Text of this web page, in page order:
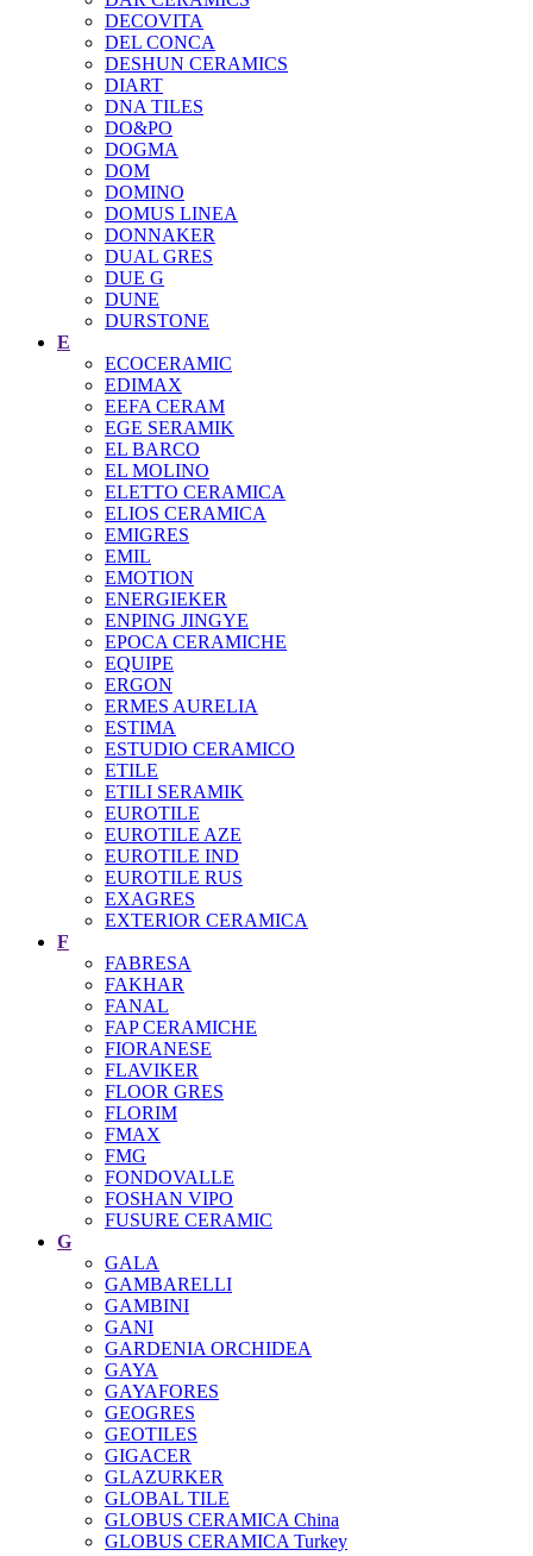
DECOVITA
DEL CONCA
DESHUN CERAMICS
DIART
DNA TILES
DO&PO
DOGMA
DOM
DOMINO
DOMUS LINEA
DONNAKER
DUAL GRES
DUE G
DUNE
DURSTONE
E
ECOCERAMIC
EDIMAX
EEFA CERAM
EGE SERAMIK
EL BARCO
EL MOLINO
ELETTO CERAMICA
ELIOS CERAMICA
EMIGRES
EMIL
EMOTION
ENERGIEKER
ENPING JINGYE
EPOCA CERAMICHE
EQUIPE
ERGON
ERMES AURELIA
ESTIMA
ESTUDIO CERAMICO
ETILE
ETILI SERAMIK
EUROTILE
EUROTILE AZE
EUROTILE IND
EUROTILE RUS
EXAGRES
EXTERIOR CERAMICA
F
FABRESA
FAKHAR
FANAL
FAP CERAMICHE
FIORANESE
FLAVIKER
FLOOR GRES
FLORIM
FMAX
FMG
FONDOVALLE
FOSHAN VIPO
FUSURE CERAMIC
G
GALA
GAMBARELLI
GAMBINI
GANI
GARDENIA ORCHIDEA
GAYA
GAYAFORES
GEOGRES
GEOTILES
GIGACER
GLAZURKER
GLOBAL TILE
GLOBUS CERAMICA China
GLOBUS CERAMICA Turkey